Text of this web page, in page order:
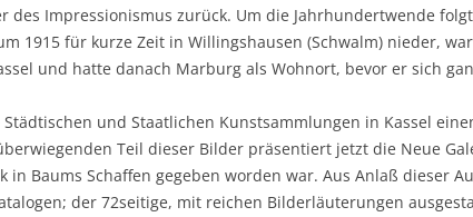
des Impressionismus zurück. Um die Jahrhundertwende
1915 für kurze Zeit in Willingshausen (Schwalm) nieder,
und hatte danach Marburg als Wohnort, bevor er sich
und Staatlichen Kunstsammlungen in Kassel
Teil dieser Bilder präsentiert jetzt die Neue
Baums Schaffen gegeben worden war. Aus Anlaß dieser
der 72seitige, mit reichen Bilderläuterungen